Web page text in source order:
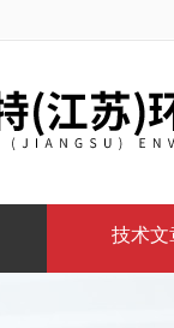
技术文